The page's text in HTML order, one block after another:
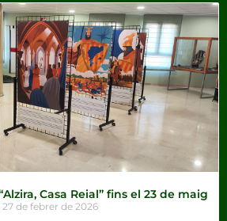
Casa Reial” fins el 23 de maig
27 de febrer de 2026